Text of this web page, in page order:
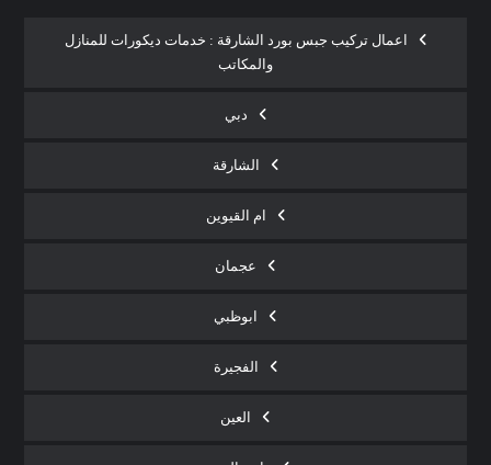
اعمال تركيب جبس بورد الشارقة : خدمات ديكورات للمنازل
والمكاتب
دبي
الشارقة
ام القيوين
عجمان
ابوظبي
الفجيرة
العين